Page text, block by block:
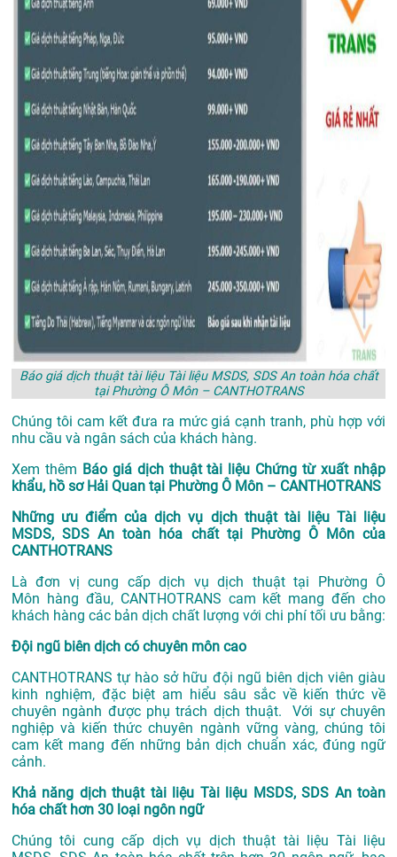
Báo giá dịch thuật tài liệu Tài liệu MSDS, SDS An toàn hóa chất
tại Phường Ô Môn – CANTHOTRANS
Chúng tôi cam kết đưa ra mức giá cạnh tranh, phù hợp với
nhu cầu và ngân sách của khách hàng.
Xem thêm Báo giá dịch thuật tài liệu Chứng từ xuất nhập
khẩu, hồ sơ Hải Quan tại Phường Ô Môn – CANTHOTRANS
Những ưu điểm của dịch vụ dịch thuật tài liệu Tài liệu
MSDS, SDS An toàn hóa chất tại Phường Ô Môn của
CANTHOTRANS
Là đơn vị cung cấp dịch vụdịch thuật tại Phường Ô
Môn hàng đầu, CANTHOTRANS cam kết mang đến cho
khách hàng các bản dịch chất lượng với chi phí tối ưu bằng:
Đội ngũ biên dịch có chuyên môn cao
CANTHOTRANS tự hào sở hữu đội ngũ biên dịch viên giàu
kinh nghiệm, đặc biệt am hiểu sâu sắc về kiến thức về
chuyên ngành được phụ trách dịch thuật. Với sự chuyên
nghiệp và kiến thức chuyên ngành vững vàng, chúng tôi
cam kết mang đến những bản dịch chuẩn xác, đúng ngữ
cảnh.
Khả năng dịch thuật tài liệu Tài liệu MSDS, SDS An toàn
hóa chất hơn 30 loại ngôn ngữ
Chúng tôi cung cấp dịch vụ dịch thuật tài liệu Tài liệu